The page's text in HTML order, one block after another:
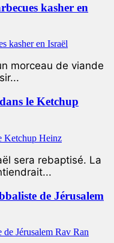
kasher en
morceau de viande
le Ketchup
sera rebaptisé. La
de Jérusalem